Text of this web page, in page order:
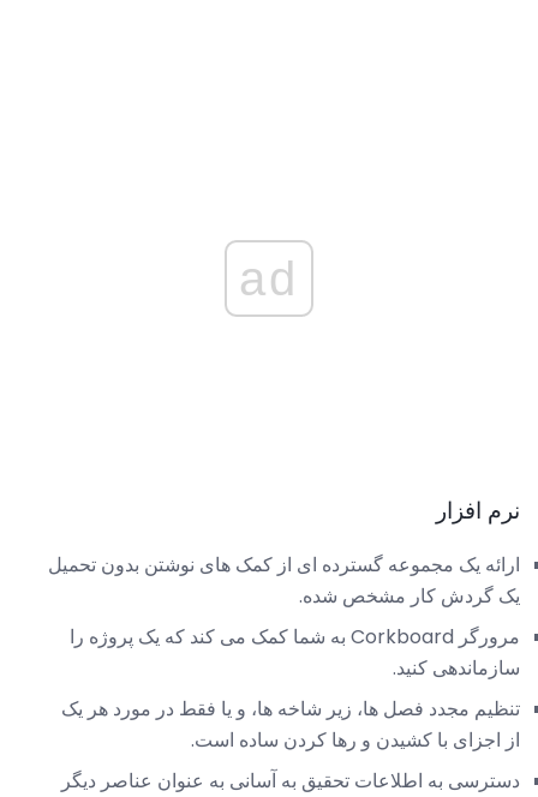
ad
نرم افزار
ارائه یک مجموعه گسترده ای از کمک های نوشتن بدون تحمیل
یک گردش کار مشخص شده.
مرورگر Corkboard به شما کمک می کند که یک پروژه را
سازماندهی کنید.
تنظیم مجدد فصل ها، زیر شاخه ها، و یا فقط در مورد هر یک
از اجزای با کشیدن و رها کردن ساده است.
دسترسی به اطلاعات تحقیق به آسانی به عنوان عناصر دیگر